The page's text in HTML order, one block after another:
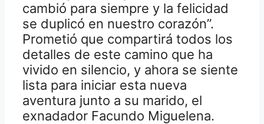
cambió para siempre y la felicidad
se duplicó en nuestro corazón”.
Prometió que compartirá todos los
detalles de este camino que ha
vivido en silencio, y ahora se siente
lista para iniciar esta nueva
aventura junto a su marido, el
exnadador Facundo Miguelena.